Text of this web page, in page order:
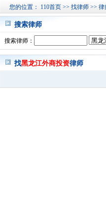
您的位置： 110首页 >> 找律师 >> 律
搜索律师
搜索律师：
找黑龙江外商投资律师